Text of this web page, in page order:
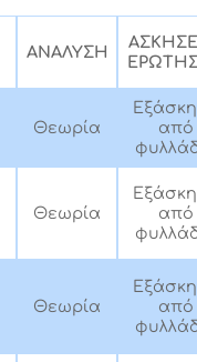
ΑΝΑΛΥΣΗ
Θεωρία
από
Θεωρία
από
Θεωρία
από